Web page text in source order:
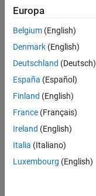
Modello additivo
Reti neurali
Apprendimento
Previsioni dirette
Interpretabilità
Costruzione e valutazione
Python
Learner
Blocchi
RegressionGP
Predict
Funzioni
espandi tutto
Creazione
Europa
Belgium (English)
Denmark (English)
Deutschland (Deutsch)
España (Español)
Finland (English)
France (Français)
Ireland (English)
Italia (Italiano)
Luxembourg (English)